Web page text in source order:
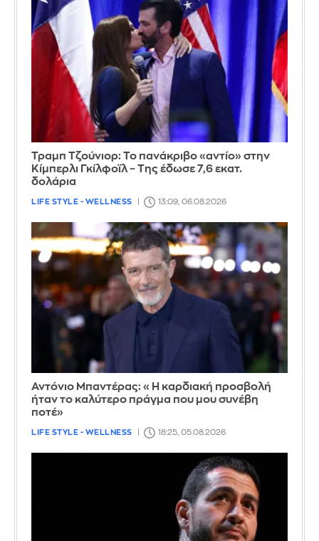
Τραμπ Τζούνιορ: Το πανάκριβο «αντίο» στην
Κίμπερλι Γκίλφοϊλ – Της έδωσε 7,6 εκατ.
δολάρια
LIFE STYLE - WELLNESS 13:09, 06.08.2026
Αντόνιο Μπαντέρας: «Η καρδιακή προσβολή
ήταν το καλύτερο πράγμα που μου συνέβη
ποτέ»
LIFE STYLE - WELLNESS 18:25, 05.08.2026